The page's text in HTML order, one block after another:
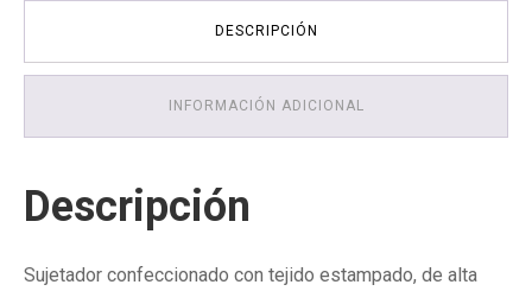
cantidad
DESCRIPCIÓN
INFORMACIÓN ADICIONAL
Descripción
Sujetador confeccionado con tejido estampado, de alta